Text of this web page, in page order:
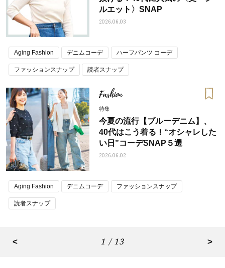
ルエット〉SNAP
2026.06.03
Aging Fashion デニムコーデ ハーフパンツ コーデ
ファッションスナップ 読者スナップ
Fashion
特集
今夏の流行【ブルーデニム】、
40代はこう着る！“オシャレした
い日”コーデSNAP５選
2026.06.02
Aging Fashion デニムコーデ ファッションスナップ
読者スナップ
< 1 / 13 >